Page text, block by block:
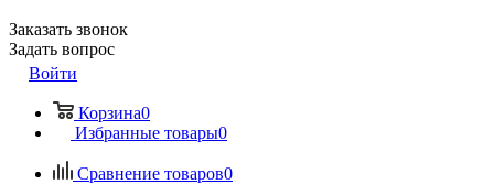
Заказать звонок
Задать вопрос
Войти
Корзина0
Избранные товары0
Сравнение товаров0